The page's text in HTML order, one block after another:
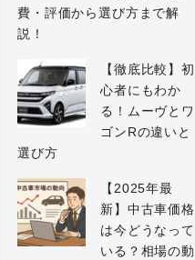
費・評価から選び方まで解
説！
【徹底比較】初
心者にもわか
る！ムーヴとワ
ゴンRの違いと
選び方
【2025年最
新】中古車価格
は今どうなって
いる？相場の動